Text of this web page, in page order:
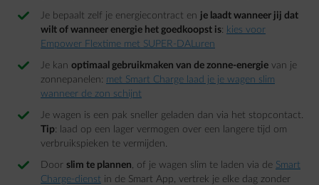
Je bepaalt zelf je energiecontract en je laadt wanneer jij dat
wilt of wanneer energie het goedkoopst is: kies voor
Empower Flextime met SUPER-DALuren
Je kan optimaal gebruikmaken van de zonne-energie van je
zonnepanelen: met Smart Charge laad je je wagen slim
wanneer de zon schijnt
Je wagen is een pak sneller geladen dan via het stopcontact.
Tip: laad op een lager vermogen over een langere tijd om
verbruikspieken te vermijden.
Door slim te plannen, of je wagen slim te laden via de Smart
Charge-dienst in de Smart App, vertrek je elke dag zonder